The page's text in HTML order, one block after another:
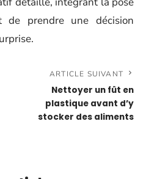
prendre une décision
ARTICLE SUIVANT
Nettoyer un fût en
plastique avant d’y
stocker des aliments